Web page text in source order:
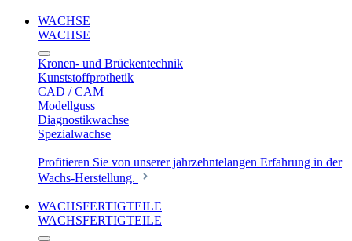
WACHSE
WACHSE
Kronen- und Brückentechnik
Kunststoffprothetik
CAD / CAM
Modellguss
Diagnostikwachse
Spezialwachse
Profitieren Sie von unserer jahrzehntelangen Erfahrung in der
Wachs-Herstellung.
WACHSFERTIGTEILE
WACHSFERTIGTEILE